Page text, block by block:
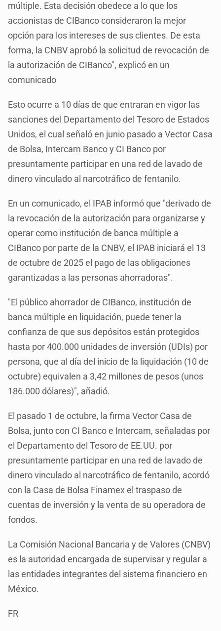
múltiple. Esta decisión obedece a lo que los
accionistas de CIBanco consideraron la mejor
opción para los intereses de sus clientes. De esta
forma, la CNBV aprobó la solicitud de revocación de
la autorización de CIBanco", explicó en un
comunicado
Esto ocurre a 10 días de que entraran en vigor las
sanciones del Departamento del Tesoro de Estados
Unidos, el cual señaló en junio pasado a Vector Casa
de Bolsa, Intercam Banco y CI Banco por
presuntamente participar en una red de lavado de
dinero vinculado al narcotráfico de fentanilo.
En un comunicado, el IPAB informó que "derivado de
la revocación de la autorización para organizarse y
operar como institución de banca múltiple a
CIBanco por parte de la CNBV, el IPAB iniciará el 13
de octubre de 2025 el pago de las obligaciones
garantizadas a las personas ahorradoras".
"El público ahorrador de CIBanco, institución de
banca múltiple en liquidación, puede tener la
confianza de que sus depósitos están protegidos
hasta por 400.000 unidades de inversión (UDIs) por
persona, que al día del inicio de la liquidación (10 de
octubre) equivalen a 3,42 millones de pesos (unos
186.000 dólares)", añadió.
El pasado 1 de octubre, la firma Vector Casa de
Bolsa, junto con CI Banco e Intercam, señaladas por
el Departamento del Tesoro de EE.UU. por
presuntamente participar en una red de lavado de
dinero vinculado al narcotráfico de fentanilo, acordó
con la Casa de Bolsa Finamex el traspaso de
cuentas de inversión y la venta de su operadora de
fondos.
La Comisión Nacional Bancaria y de Valores (CNBV)
es la autoridad encargada de supervisar y regular a
las entidades integrantes del sistema financiero en
México.
FR